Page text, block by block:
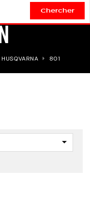
Chercher
HUSQVARNA
801
